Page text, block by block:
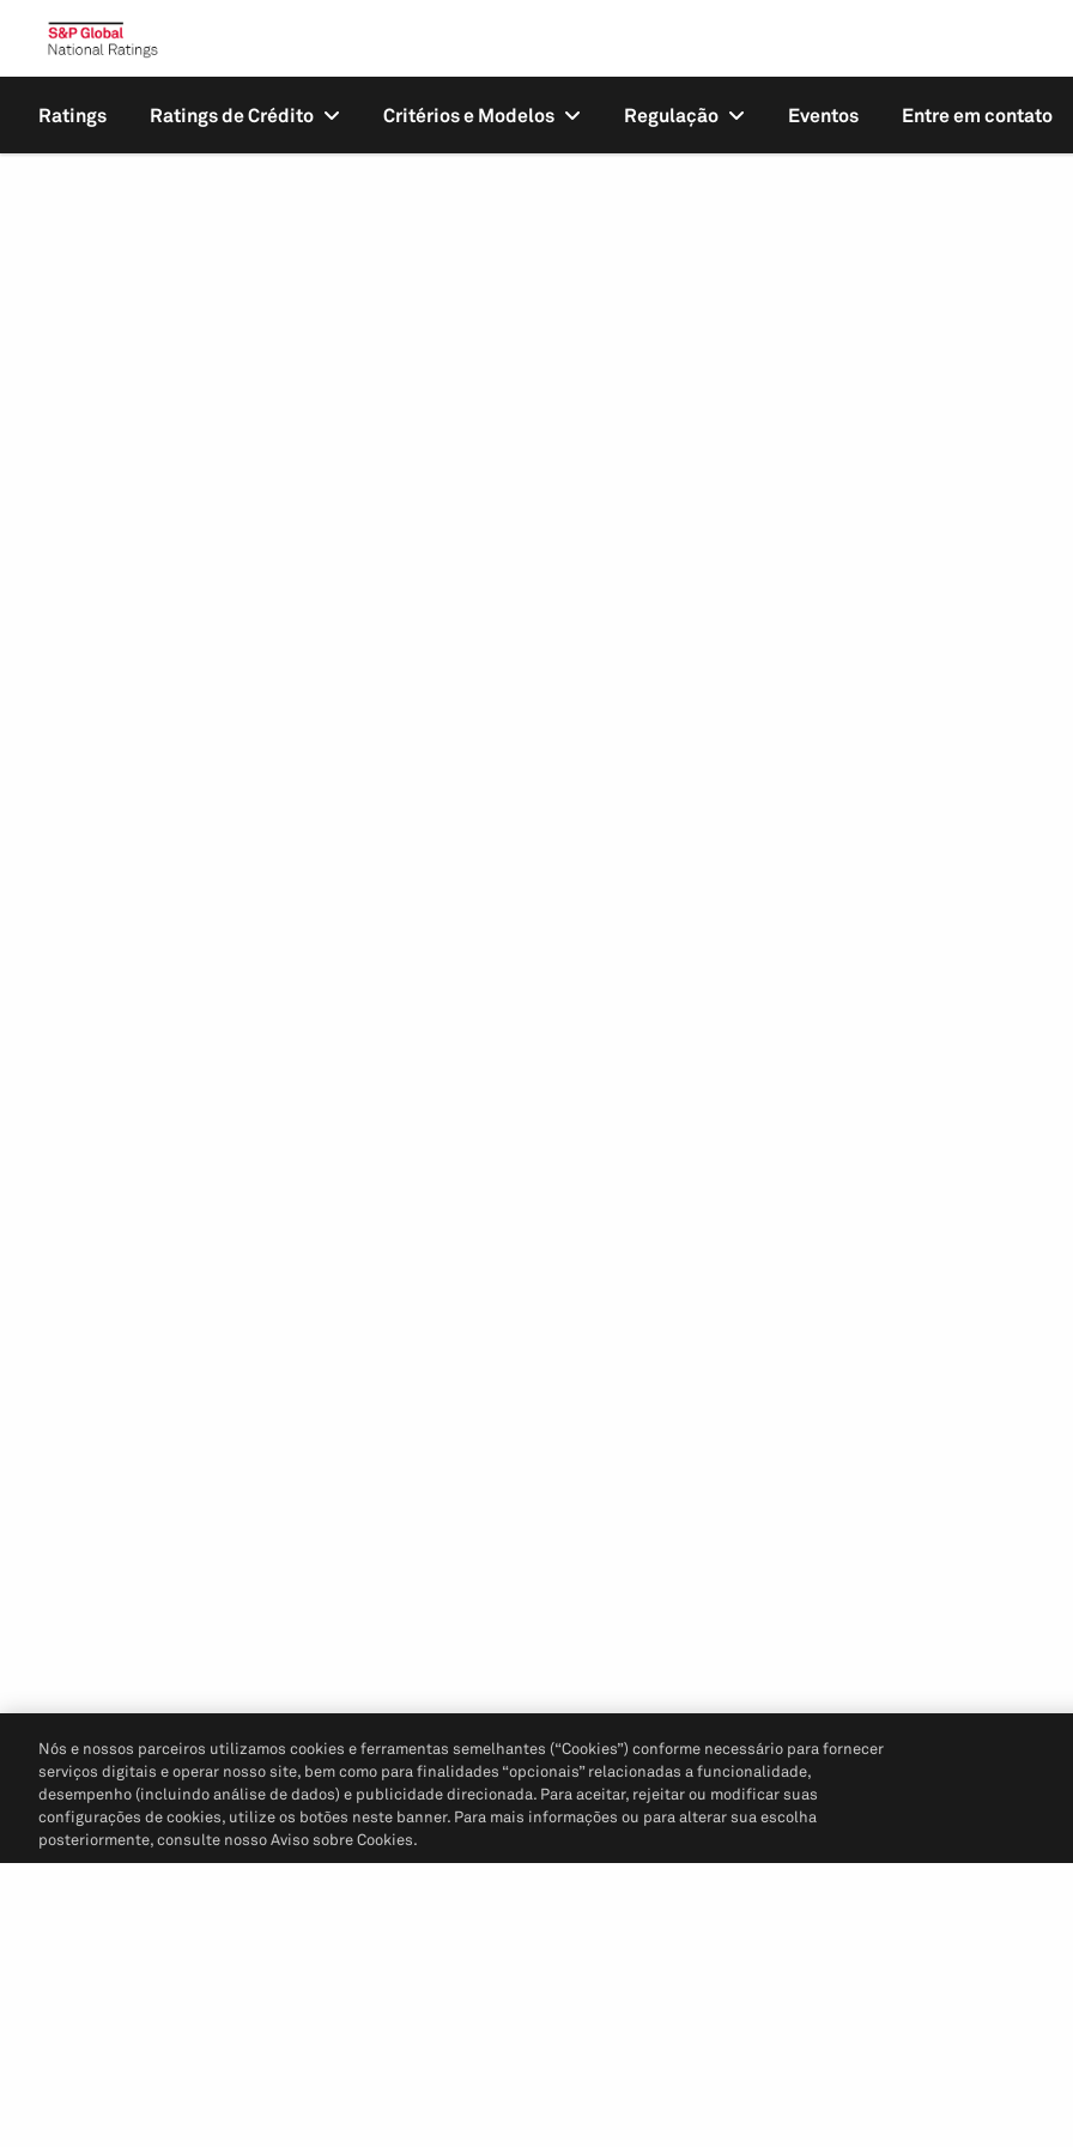
Ratings Ratings de Crédito Critérios e Modelos Regulação Eventos Entre em contato
Nós e nossos parceiros utilizamos cookies e ferramentas semelhantes (“Cookies”) conforme necessário para fornecer
serviços digitais e operar nosso site, bem como para finalidades “opcionais” relacionadas a funcionalidade,
desempenho (incluindo análise de dados) e publicidade direcionada. Para aceitar, rejeitar ou modificar suas
configurações de cookies, utilize os botões neste banner. Para mais informações ou para alterar sua escolha
posteriormente, consulte nosso Aviso sobre Cookies.